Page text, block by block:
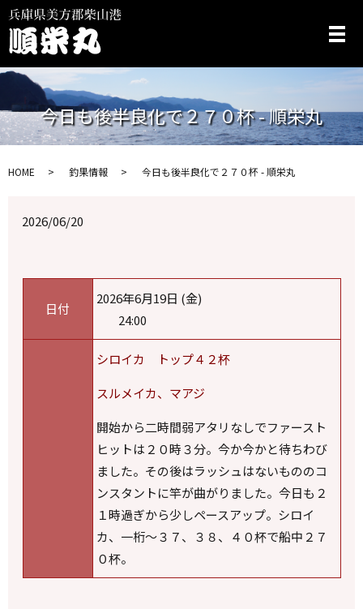
メ
今日も後半良化で２７０杯 - 順栄丸
HOME 釣果情報 今日も後半良化で２７０杯 - 順栄丸
2026/06/20
日付
2026年6月19日 (金)
24:00
シロイカ トップ４２杯
スルメイカ、マアジ
開始から二時間弱アタリなしでファースト
ヒットは２０時３分。今か今かと待ちわび
ました。その後はラッシュはないもののコ
ンスタントに竿が曲がりました。今日も２
１時過ぎから少しペースアップ。シロイ
カ、一桁～３７、３８、４０杯で船中２７
０杯。